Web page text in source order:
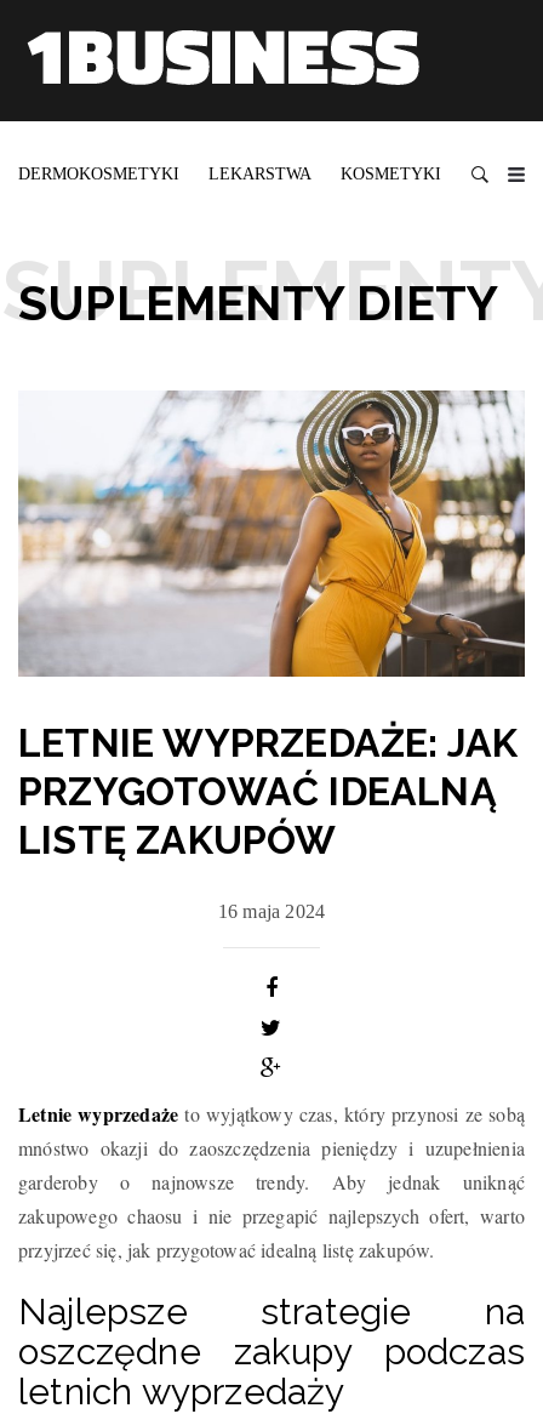
DERMOKOSMETYKI LEKARSTWA KOSMETYKI
SUPLEMENTY DIETY
LETNIE WYPRZEDAŻE: JAK
PRZYGOTOWAĆ IDEALNĄ
LISTĘ ZAKUPÓW
16 maja 2024
Letnie wyprzedaże to wyjątkowy czas, który przynosi ze sobą
mnóstwo okazji do zaoszczędzenia pieniędzy i uzupełnienia
garderoby o najnowsze trendy. Aby jednak uniknąć
zakupowego chaosu i nie przegapić najlepszych ofert, warto
przyjrzeć się, jak przygotować idealną listę zakupów.
Najlepsze strategie na
oszczędne zakupy podczas
letnich wyprzedaży